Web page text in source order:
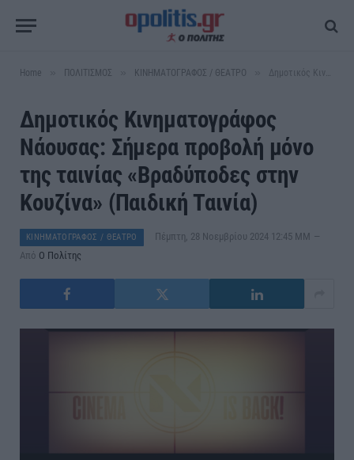
Home ΠΟΛΙΤΙΣΜΟΣ ΚΙΝΗΜΑΤΟΓΡΑΦΟΣ / ΘΕΑΤΡΟ Δημοτικός Κινηματογράφος Νάουσας: Σήμερα προβολή μόνο της ταινίας «Βραδύποδες στην Κουζίνα» (Παιδική Ταινία)
Δημοτικός Κινηματογράφος
Νάουσας: Σήμερα προβολή μόνο
της ταινίας «Βραδύποδες στην
Κουζίνα» (Παιδική Ταινία)
ΚΙΝΗΜΑΤΟΓΡΑΦΟΣ / ΘΕΑΤΡΟ
Πέμπτη, 28 Νοεμβρίου 2024 12:45 ΜΜ
Από Ο Πολίτης